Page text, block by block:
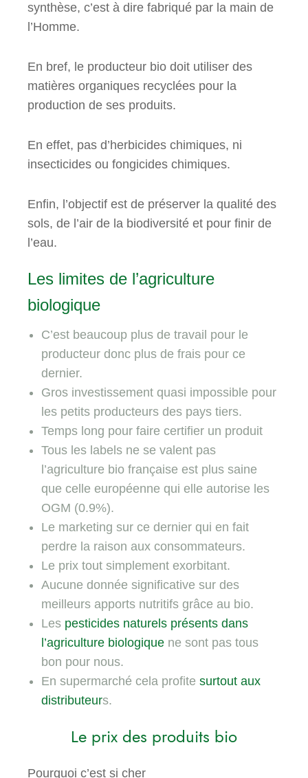
synthèse, c’est à dire fabriqué par la main de
l’Homme.
En bref, le producteur bio doit utiliser des
matières organiques recyclées pour la
production de ses produits.
En effet, pas d’herbicides chimiques, ni
insecticides ou fongicides chimiques.
Enfin, l’objectif est de préserver la qualité des
sols, de l’air de la biodiversité et pour finir de
l’eau.
Les limites de l’agriculture
biologique
C’est beaucoup plus de travail pour le
producteur donc plus de frais pour ce
dernier.
Gros investissement quasi impossible pour
les petits producteurs des pays tiers.
Temps long pour faire certifier un produit
Tous les labels ne se valent pas
l’agriculture bio française est plus saine
que celle européenne qui elle autorise les
OGM (0.9%).
Le marketing sur ce dernier qui en fait
perdre la raison aux consommateurs.
Le prix tout simplement exorbitant.
Aucune donnée significative sur des
meilleurs apports nutritifs grâce au bio.
Les pesticides naturels présents dans
l’agriculture biologique ne sont pas tous
bon pour nous.
En supermarché cela profite surtout aux
distributeurs.
Le prix des produits bio
Pourquoi c’est si cher